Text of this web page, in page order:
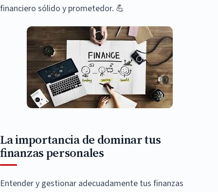
financiero sólido y prometedor. 💪
La importancia de dominar tus
finanzas personales
Entender y gestionar adecuadamente tus finanzas